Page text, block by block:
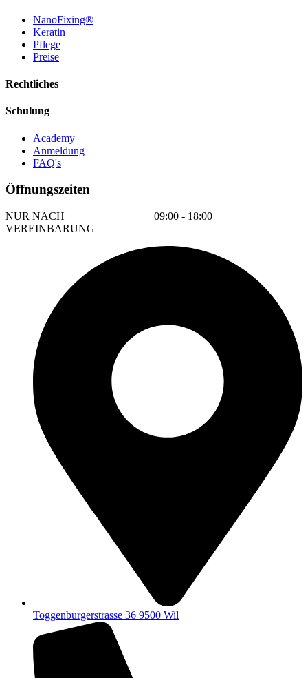
NanoFixing®
Keratin
Pflege
Preise
Rechtliches
Schulung
Academy
Anmeldung
FAQ's
Öffnungszeiten
NUR NACH
VEREINBARUNG
09:00 - 18:00
Toggenburgerstrasse 36 9500 Wil